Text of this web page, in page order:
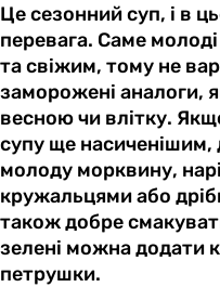
Це сезонний суп, і в
перевага. Саме
та свіжим, тому не
заморожені аналоги,
весною чи влітку.
супу ще насиченішим,
молоду морквину,
кружальцями або
також добре
зелені можна додати
петрушки.